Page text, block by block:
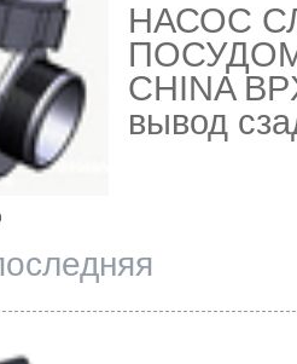
НАСОС
CHINA
вывод